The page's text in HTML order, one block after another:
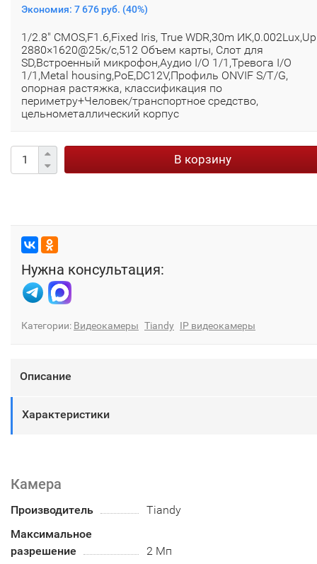
Экономия: 7 676 руб. (40%)
1/2.8" CMOS,F1.6,Fixed Iris, True WDR,30m
2880×1620@25к/с,512 Объем карты, Слот для
SD,Встроенный микрофон,Аудио I/O 1/1,Тревога I/O
1/1,Metal housing,PoE,DC12V,Профиль ONVIF S/T/G,
опорная растяжка, классификация по
периметру+Человек/транспортное средство,
цельнометаллический корпус
В корзину
Нужна консультация:
Категории: Видеокамеры Tiandy IP видеокамеры
Описание
Характеристики
Камера
Производитель
Tiandy
Максимальное
разрешение
2 Мп